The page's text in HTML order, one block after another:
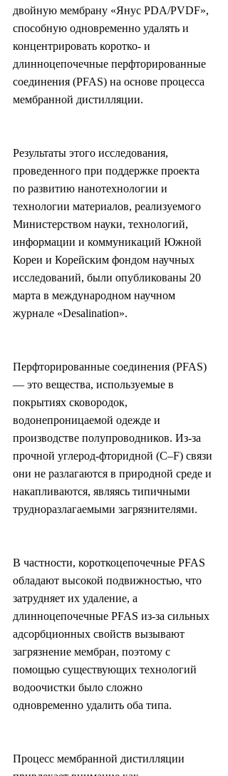
двойную мембрану «Янус PDA/PVDF»,
способную одновременно удалять и
концентрировать коротко- и
длинноцепочечные перфторированные
соединения (PFAS) на основе процесса
мембранной дистилляции.
Результаты этого исследования,
проведенного при поддержке проекта
по развитию нанотехнологии и
технологии материалов, реализуемого
Министерством науки, технологий,
информации и коммуникаций Южной
Кореи и Корейским фондом научных
исследований, были опубликованы 20
марта в международном научном
журнале «Desalination».
Перфторированные соединения (PFAS)
— это вещества, используемые в
покрытиях сковородок,
водонепроницаемой одежде и
производстве полупроводников. Из-за
прочной углерод-фторидной (C–F) связи
они не разлагаются в природной среде и
накапливаются, являясь типичными
трудноразлагаемыми загрязнителями.
В частности, короткоцепочечные PFAS
обладают высокой подвижностью, что
затрудняет их удаление, а
длинноцепочечные PFAS из-за сильных
адсорбционных свойств вызывают
загрязнение мембран, поэтому с
помощью существующих технологий
водоочистки было сложно
одновременно удалить оба типа.
Процесс мембранной дистилляции